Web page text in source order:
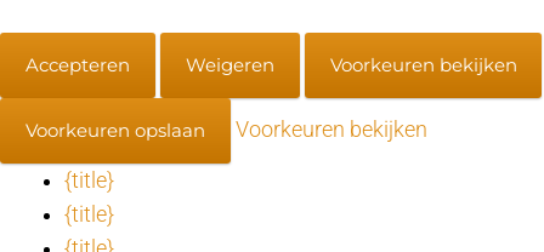
Accepteren Weigeren Voorkeuren bekijken
Voorkeuren opslaan Voorkeuren bekijken
{title}
{title}